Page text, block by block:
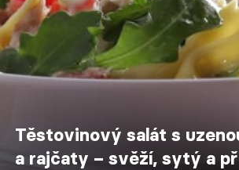
Těstovinový salát s
a rajčaty – svěží, sytý a